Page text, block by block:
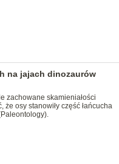
na jajach dinozaurów
zachowane skamieniałości
że osy stanowiły część łańcucha